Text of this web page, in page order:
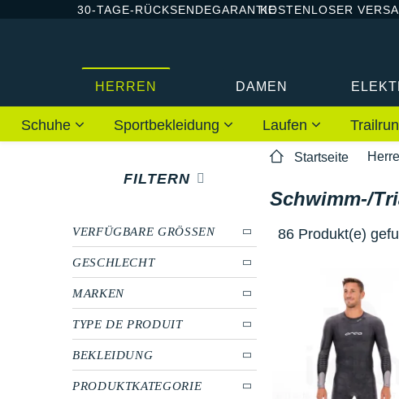
30-TAGE-RÜCKSENDEGARANTIEKOSTENLOSER
HERREN DAMEN
Schuhe Sportbekleidung Laufen
Startseite
FILTERN
VERFÜGBARE GRÖSSEN
GESCHLECHT
MARKEN
TYPE DE PRODUIT
BEKLEIDUNG
PRODUKTKATEGORIE
Schwimm-/
86 Produkt(e)